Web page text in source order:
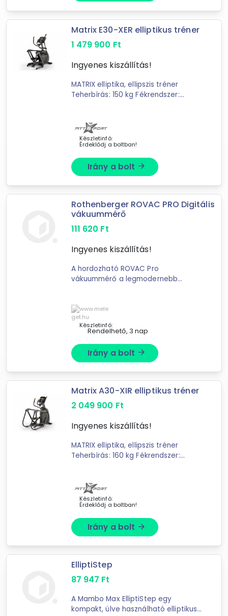
Forgalmazók
Thera-Team Kft.
FittSport Sportszer Áruház
meleget.hu
Egészség-webshop
Egeszség-webshop
Éden ajándék
Matrix E30-XER elliptikus tréner
1 479 900 Ft
Ingyenes kiszállítás!
MATRIX elliptika, ellipszis tréner
Teherbírás: 150 kg Fékrendszer:
Garancia: 36 ...
Készletinfó:
Érdeklődj a boltban!
Irány a bolt arrow_forward
Rothenberger ROVAC PRO Digitális
vákuummérő
111 620 Ft
Ingyenes kiszállítás!
A hordozható ROVAC Pro
vákuummérő a legmodernebb
is megbízható és pontos
vákuumértékeket ...
Készletinfó:
Rendelhető, 3 nap
Irány a bolt arrow_forward
Matrix A30-XIR elliptikus tréner
2 049 900 Ft
Ingyenes kiszállítás!
MATRIX elliptika, ellipszis tréner
Teherbírás: 160 kg Fékrendszer:
Garancia: 36 ...
Készletinfó:
Érdeklődj a boltban!
Irány a bolt arrow_forward
ElliptiStep
87 947 Ft
A Mambo Max ElliptiStep egy
kompakt, ülve használható elliptikus